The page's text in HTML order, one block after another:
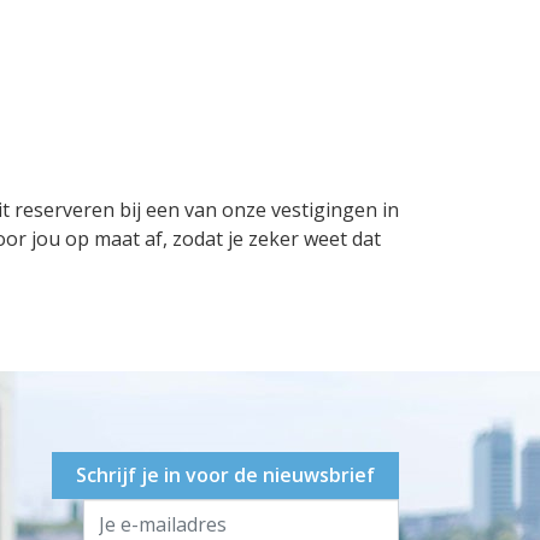
bij een van onze vestigingen in
jou op maat af, zodat je zeker weet dat
Schrijf je in voor de nieuwsbrief